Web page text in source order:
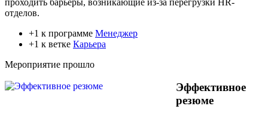
отделов.
+1 к программе Менеджер
+1 к ветке Карьера
Мероприятие прошло
Эффективное
резюме